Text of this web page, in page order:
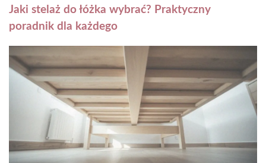
Jaki stelaż do łóżka wybrać? Praktyczny
poradnik dla każdego